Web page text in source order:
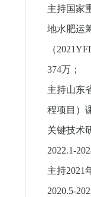
主持国家
地水肥运
（
374万；
主持山东
程项目）
关键技术
2022.1-
主持2021
2020.5-